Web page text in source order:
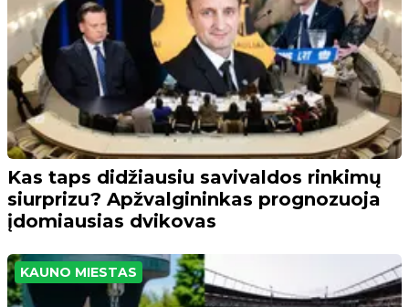
Kas taps didžiausiu savivaldos rinkimų
siurprizu? Apžvalgininkas prognozuoja
įdomiausias dvikovas
KAUNO MIESTAS